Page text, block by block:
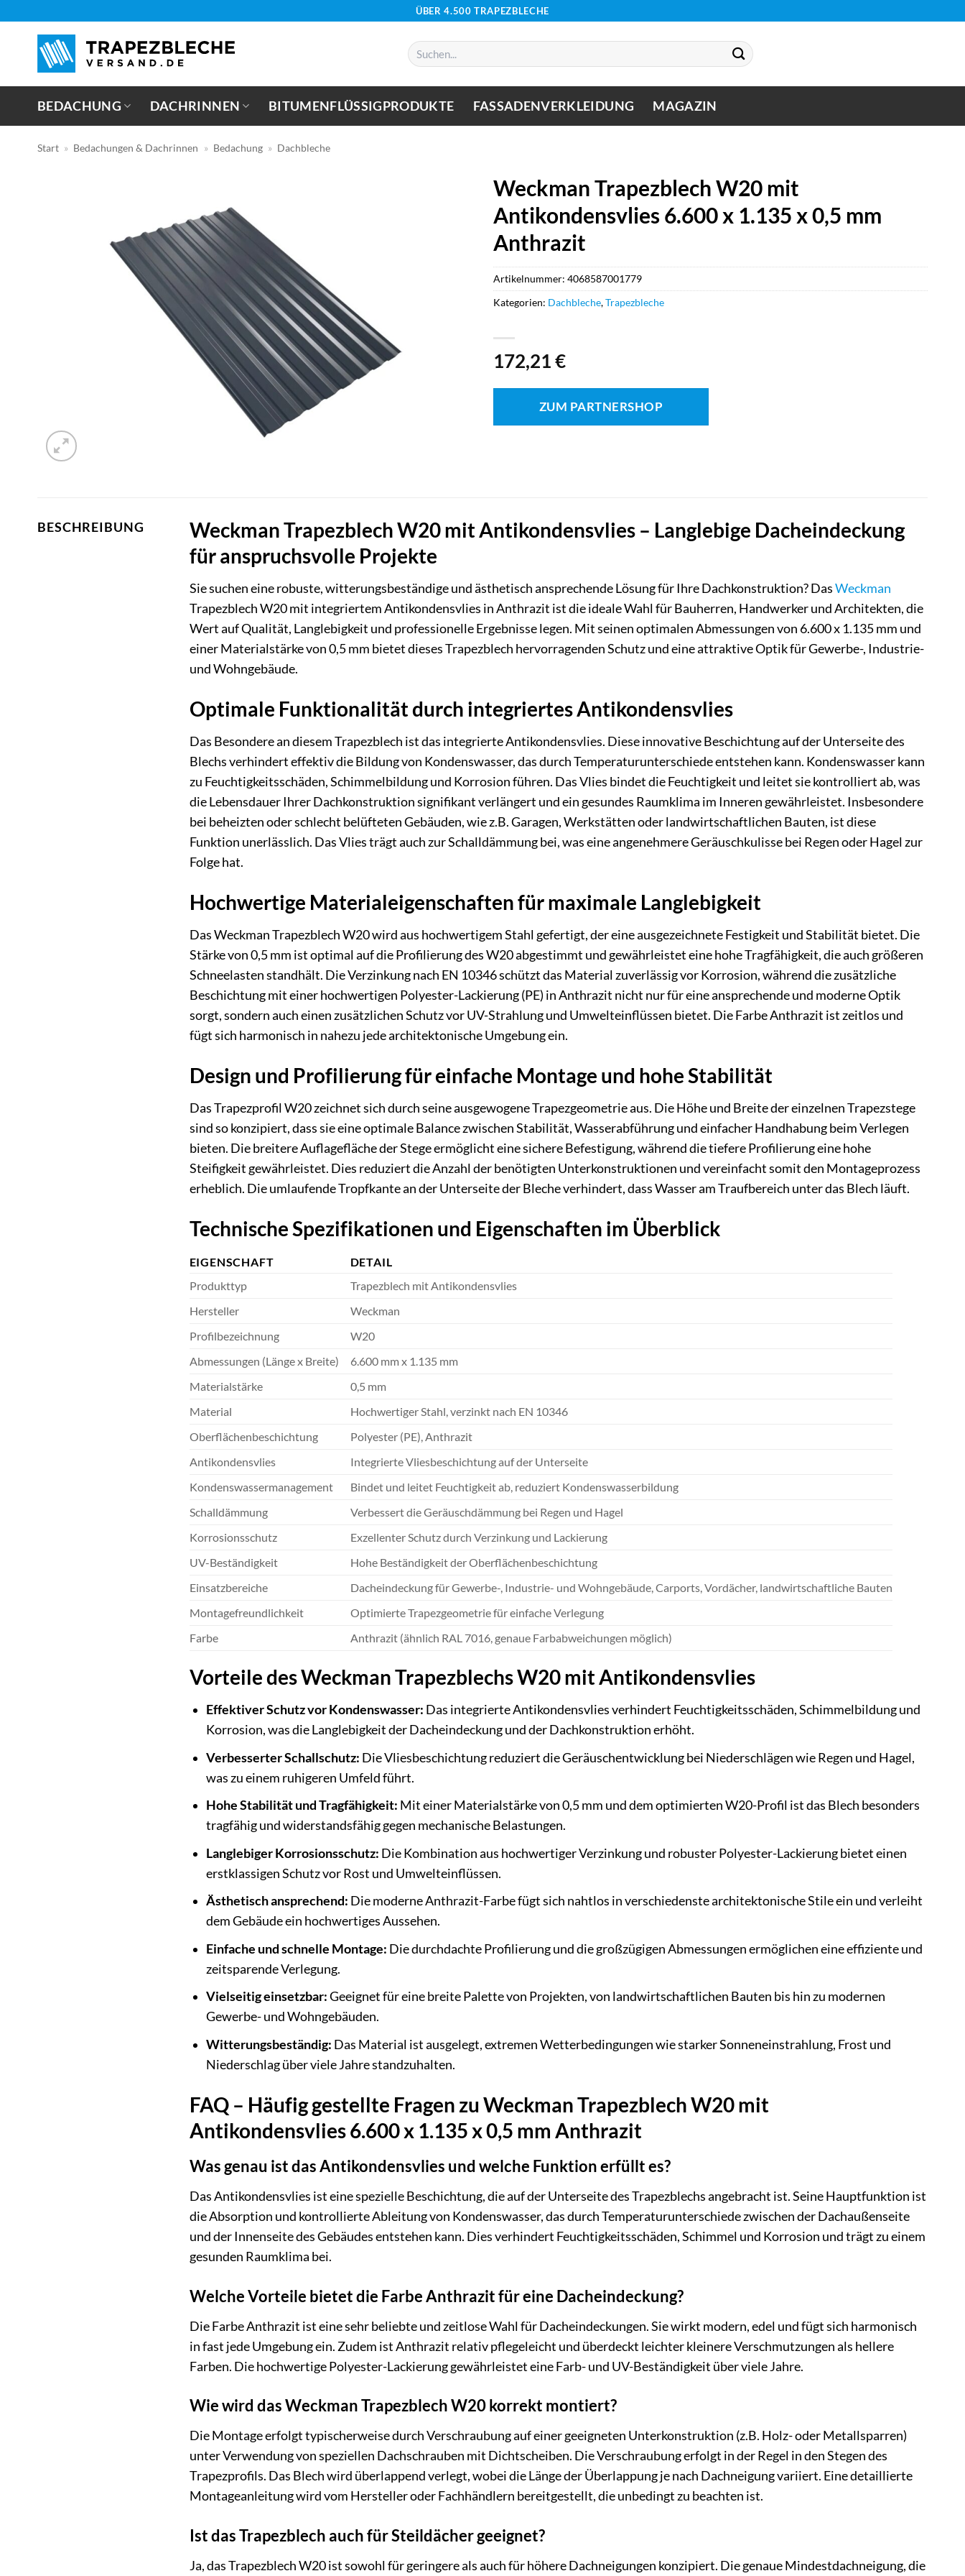
springen
ÜBER 4.500 TRAPEZBLECHE
Suchen
nach:
BEDACHUNG DACHRINNEN BITUMENFLÜSSIGPRODUKTE FASSADENVERKLEIDUNG MAGAZIN
Start » Bedachungen & Dachrinnen » Bedachung » Dachbleche
Weckman Trapezblech W20 mit
Antikondensvlies 6.600 x 1.135 x 0,5 mm
Anthrazit
172,21€
ZUM PARTNERSHOP
Artikelnummer: 4068587001779
Kategorien: Dachbleche,Trapezbleche
BESCHREIBUNG
Weckman Trapezblech W20 mit Antikondensvlies – Langlebige Dacheindeckung
für anspruchsvolle Projekte
Sie suchen eine robuste, witterungsbeständige und ästhetisch ansprechende Lösung für Ihre Dachkonstruktion? DasWeckman
Trapezblech W20 mit integriertem Antikondensvlies in Anthrazit ist die ideale Wahl für Bauherren, Handwerker und Architekten, die
Wert auf Qualität, Langlebigkeit und professionelle Ergebnisse legen. Mit seinen optimalen Abmessungen von 6.600 x 1.135 mm und
einer Materialstärke von 0,5 mm bietet dieses Trapezblech hervorragenden Schutz und eine attraktive Optik für Gewerbe-, Industrie-
und Wohngebäude.
Optimale Funktionalität durch integriertes Antikondensvlies
Das Besondere an diesem Trapezblech ist das integrierte Antikondensvlies. Diese innovative Beschichtung auf der Unterseite des
Blechs verhindert effektiv die Bildung von Kondenswasser, das durch Temperaturunterschiede entstehen kann. Kondenswasser kann
zu Feuchtigkeitsschäden, Schimmelbildung und Korrosion führen. Das Vlies bindet die Feuchtigkeit und leitet sie kontrolliert ab, was
die Lebensdauer Ihrer Dachkonstruktion signifikant verlängert und ein gesundes Raumklima im Inneren gewährleistet. Insbesondere
bei beheizten oder schlecht belüfteten Gebäuden, wie z.B. Garagen, Werkstätten oder landwirtschaftlichen Bauten, ist diese
Funktion unerlässlich. Das Vlies trägt auch zur Schalldämmung bei, was eine angenehmere Geräuschkulisse bei Regen oder Hagel zur
Folge hat.
Hochwertige Materialeigenschaften für maximale Langlebigkeit
Das Weckman Trapezblech W20 wird aus hochwertigem Stahl gefertigt, der eine ausgezeichnete Festigkeit und Stabilität bietet. Die
Stärke von 0,5 mm ist optimal auf die Profilierung des W20 abgestimmt und gewährleistet eine hohe Tragfähigkeit, die auch größeren
Schneelasten standhält. Die Verzinkung nach EN 10346 schützt das Material zuverlässig vor Korrosion, während die zusätzliche
Beschichtung mit einer hochwertigen Polyester-Lackierung (PE) in Anthrazit nicht nur für eine ansprechende und moderne Optik
sorgt, sondern auch einen zusätzlichen Schutz vor UV-Strahlung und Umwelteinflüssen bietet. Die Farbe Anthrazit ist zeitlos und
fügt sich harmonisch in nahezu jede architektonische Umgebung ein.
Design und Profilierung für einfache Montage und hohe Stabilität
Das Trapezprofil W20 zeichnet sich durch seine ausgewogene Trapezgeometrie aus. Die Höhe und Breite der einzelnen Trapezstege
sind so konzipiert, dass sie eine optimale Balance zwischen Stabilität, Wasserabführung und einfacher Handhabung beim Verlegen
bieten. Die breitere Auflagefläche der Stege ermöglicht eine sichere Befestigung, während die tiefere Profilierung eine hohe
Steifigkeit gewährleistet. Dies reduziert die Anzahl der benötigten Unterkonstruktionen und vereinfacht somit den Montageprozess
erheblich. Die umlaufende Tropfkante an der Unterseite der Bleche verhindert, dass Wasser am Traufbereich unter das Blech läuft.
Technische Spezifikationen und Eigenschaften im Überblick
EIGENSCHAFT
DETAIL
Produkttyp
Trapezblech mit Antikondensvlies
Hersteller
Weckman
Profilbezeichnung
W20
Abmessungen (Länge x Breite)
6.600 mm x 1.135 mm
Materialstärke
0,5 mm
Material
Hochwertiger Stahl, verzinkt nach EN 10346
Oberflächenbeschichtung
Polyester (PE), Anthrazit
Antikondensvlies
Integrierte Vliesbeschichtung auf der Unterseite
Kondenswassermanagement
Bindet und leitet Feuchtigkeit ab, reduziert Kondenswasserbildung
Schalldämmung
Verbessert die Geräuschdämmung bei Regen und Hagel
Korrosionsschutz
Exzellenter Schutz durch Verzinkung und Lackierung
UV-Beständigkeit
Hohe Beständigkeit der Oberflächenbeschichtung
Einsatzbereiche
Dacheindeckung für Gewerbe-, Industrie- und Wohngebäude, Carports, Vordächer, landwirtschaftliche Bauten
Montagefreundlichkeit
Optimierte Trapezgeometrie für einfache Verlegung
Farbe
Anthrazit (ähnlich RAL 7016, genaue Farbabweichungen möglich)
Vorteile des Weckman Trapezblechs W20 mit Antikondensvlies
Effektiver Schutz vor Kondenswasser: Das integrierte Antikondensvlies verhindert Feuchtigkeitsschäden, Schimmelbildung und
Korrosion, was die Langlebigkeit der Dacheindeckung und der Dachkonstruktion erhöht.
Verbesserter Schallschutz: Die Vliesbeschichtung reduziert die Geräuschentwicklung bei Niederschlägen wie Regen und Hagel,
was zu einem ruhigeren Umfeld führt.
Hohe Stabilität und Tragfähigkeit: Mit einer Materialstärke von 0,5 mm und dem optimierten W20-Profil ist das Blech besonders
tragfähig und widerstandsfähig gegen mechanische Belastungen.
Langlebiger Korrosionsschutz: Die Kombination aus hochwertiger Verzinkung und robuster Polyester-Lackierung bietet einen
erstklassigen Schutz vor Rost und Umwelteinflüssen.
Ästhetisch ansprechend: Die moderne Anthrazit-Farbe fügt sich nahtlos in verschiedenste architektonische Stile ein und verleiht
dem Gebäude ein hochwertiges Aussehen.
Einfache und schnelle Montage: Die durchdachte Profilierung und die großzügigen Abmessungen ermöglichen eine effiziente und
zeitsparende Verlegung.
Vielseitig einsetzbar:Geeignet für eine breite Palette von Projekten, von landwirtschaftlichen Bauten bis hin zu modernen
Gewerbe- und Wohngebäuden.
Witterungsbeständig: Das Material ist ausgelegt, extremen Wetterbedingungen wie starker Sonneneinstrahlung, Frost und
Niederschlag über viele Jahre standzuhalten.
FAQ – Häufig gestellte Fragen zu Weckman Trapezblech W20 mit
Antikondensvlies 6.600 x 1.135 x 0,5 mm Anthrazit
Was genau ist das Antikondensvlies und welche Funktion erfüllt es?
Das Antikondensvlies ist eine spezielle Beschichtung, die auf der Unterseite des Trapezblechs angebracht ist. Seine Hauptfunktion ist
die Absorption und kontrollierte Ableitung von Kondenswasser, das durch Temperaturunterschiede zwischen der Dachaußenseite
und der Innenseite des Gebäudes entstehen kann. Dies verhindert Feuchtigkeitsschäden, Schimmel und Korrosion und trägt zu einem
gesunden Raumklima bei.
Welche Vorteile bietet die Farbe Anthrazit für eine Dacheindeckung?
Die Farbe Anthrazit ist eine sehr beliebte und zeitlose Wahl für Dacheindeckungen. Sie wirkt modern, edel und fügt sich harmonisch
in fast jede Umgebung ein. Zudem ist Anthrazit relativ pflegeleicht und überdeckt leichter kleinere Verschmutzungen als hellere
Farben. Die hochwertige Polyester-Lackierung gewährleistet eine Farb- und UV-Beständigkeit über viele Jahre.
Wie wird das Weckman Trapezblech W20 korrekt montiert?
Die Montage erfolgt typischerweise durch Verschraubung auf einer geeigneten Unterkonstruktion (z.B. Holz- oder Metallsparren)
unter Verwendung von speziellen Dachschrauben mit Dichtscheiben. Die Verschraubung erfolgt in der Regel in den Stegen des
Trapezprofils. Das Blech wird überlappend verlegt, wobei die Länge der Überlappung je nach Dachneigung variiert. Eine detaillierte
Montageanleitung wird vom Hersteller oder Fachhändlern bereitgestellt, die unbedingt zu beachten ist.
Ist das Trapezblech auch für Steildächer geeignet?
Ja, das Trapezblech W20 ist sowohl für geringere als auch für höhere Dachneigungen konzipiert. Die genaue Mindestdachneigung, die